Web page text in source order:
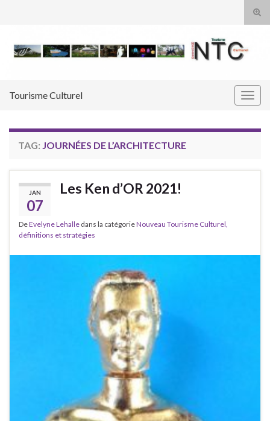
Tourisme Culturel
TAG: JOURNÉES DE L’ARCHITECTURE
JAN
07
Les Ken d’OR 2021!
DeEvelyne Lehalle dans la catégorieNouveau Tourisme Culturel,
définitions et stratégies